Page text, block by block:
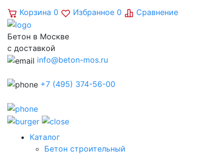
Корзина 0 Избранное 0 Сравнение
Бетон в Москве
с доставкой
info@beton-mos.ru
+7 (495) 374-56-00
Каталог
Бетон строительный